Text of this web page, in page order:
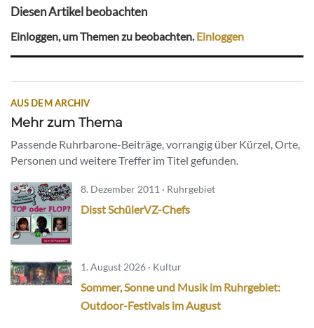
Diesen Artikel beobachten
Einloggen, um Themen zu beobachten.Einloggen
AUS DEM ARCHIV
Mehr zum Thema
Passende Ruhrbarone-Beiträge, vorrangig über Kürzel, Orte,
Personen und weitere Treffer im Titel gefunden.
8. Dezember 2011 · Ruhrgebiet
Disst SchülerVZ-Chefs
1. August 2026 · Kultur
Sommer, Sonne und Musik im Ruhrgebiet:
Outdoor-Festivals im August